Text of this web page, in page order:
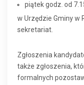
piątek godz. od
w Urzędzie Gminy w
sekretariat.
Zgłoszenia
także zgłoszenia,
formalnych